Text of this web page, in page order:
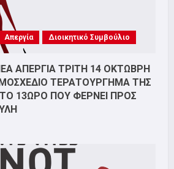
Απεργία Διοικητικό Συμβούλιο
ΑΠΕΡΓΙΑ ΤΡΙΤΗ 14 ΟΚΤΩΒΡΗ
ΤΕΡΑΤΟΥΡΓΗΜΑ ΤΗΣ
13ΩΡΟ ΠΟΥ ΦΕΡΝΕΙ ΠΡΟΣ